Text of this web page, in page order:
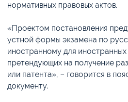
нормативных правовых актов.
«Проектом постановления
устной формы экзамена по
иностранному для
претендующих на получение
или патента», – говорится в
документу.